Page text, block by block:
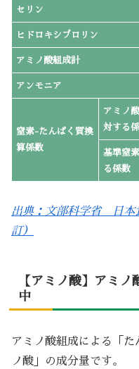
セリン
ヒドロキシプロリン
アミノ酸組成計
アンモニア
窒素-たんぱく質換
算係数
アミノ
対する
基準窒
る係数
出典：文部科学省 日本
訂）
【アミノ酸】アミ
中
アミノ酸組成による「
ノ酸」の成分量です。